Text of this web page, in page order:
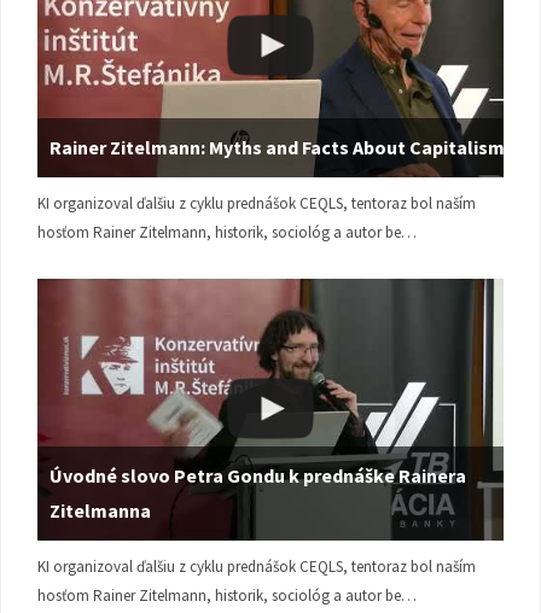
Rainer Zitelmann: Myths and Facts About Capitalism
KI organizoval ďalšiu z cyklu prednášok CEQLS, tentoraz bol naším
hosťom Rainer Zitelmann, historik, sociológ a autor be…
Úvodné slovo Petra Gondu k prednáške Rainera
Zitelmanna
KI organizoval ďalšiu z cyklu prednášok CEQLS, tentoraz bol naším
hosťom Rainer Zitelmann, historik, sociológ a autor be…